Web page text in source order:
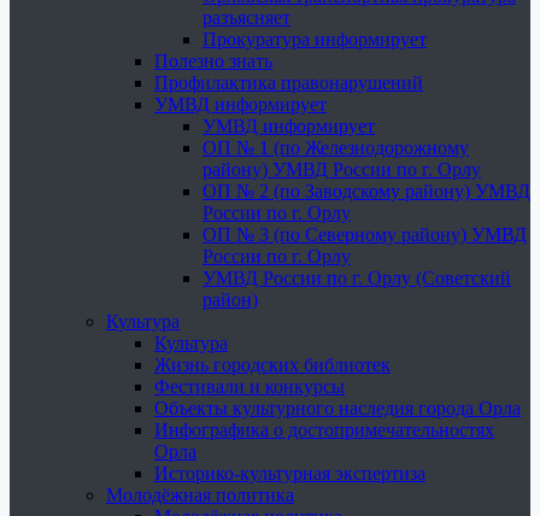
разъясняет
Прокуратура информирует
Полезно знать
Профилактика правонарушений
УМВД информирует
УМВД информирует
ОП № 1 (по Железнодорожному
району) УМВД России по г. Орлу
ОП № 2 (по Заводскому району) УМВД
России по г. Орлу
ОП № 3 (по Северному району) УМВД
России по г. Орлу
УМВД России по г. Орлу (Советский
район)
Культура
Культура
Жизнь городских библиотек
Фестивали и конкурсы
Объекты культурного наследия города Орла
Инфографика о достопримечательностях
Орла
Историко-культурная экспертиза
Молодёжная политика